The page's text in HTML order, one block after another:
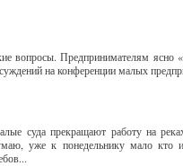
вопросы. Предпринимателям ясно
на конференции малых
суда прекращают работу на
уже к понедельнику мало кто